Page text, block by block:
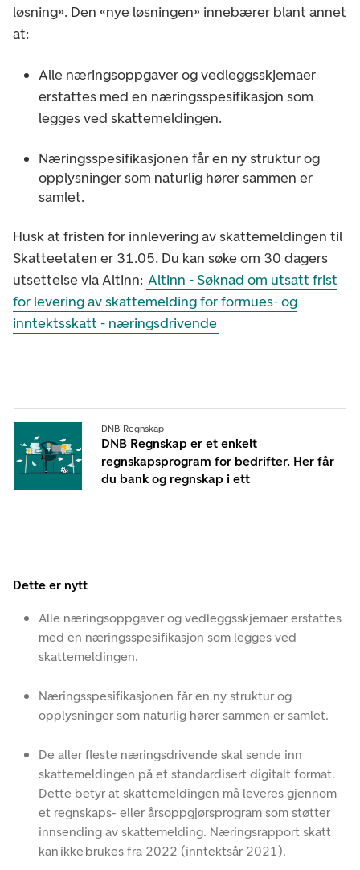
løsning». Den «nye løsningen» innebærer blant annet
at:
Alle næringsoppgaver og vedleggsskjemaer
erstattes med en næringsspesifikasjon som
legges ved skattemeldingen.
Næringsspesifikasjonen får en ny struktur og
opplysninger som naturlig hører sammen er
samlet.
Husk at fristen for innlevering av skattemeldingen til
Skatteetaten er 31.05. Du kan søke om 30 dagers
utsettelse via Altinn: Altinn - Søknad om utsatt frist
for levering av skattemelding for formues- og
inntektsskatt - næringsdrivende
DNB Regnskap
DNB Regnskap er et enkelt
regnskapsprogram for bedrifter. Her får
du bank og regnskap i ett
Dette er nytt
Alle næringsoppgaver og vedleggsskjemaer erstattes
med en næringsspesifikasjon som legges ved
skattemeldingen.
Næringsspesifikasjonen får en ny struktur og
opplysninger som naturlig hører sammen er samlet.
De aller fleste næringsdrivende skal sende inn
skattemeldingen på et standardisert digitalt format.
Dette betyr at skattemeldingen må leveres gjennom
et regnskaps- eller årsoppgjørsprogram som støtter
innsending av skattemelding. Næringsrapport skatt
kan ikke brukes fra 2022 (inntektsår 2021).